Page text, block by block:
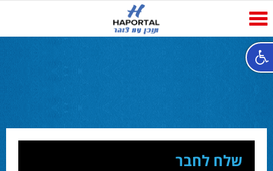
Toggle
navigation
שלח לחבר